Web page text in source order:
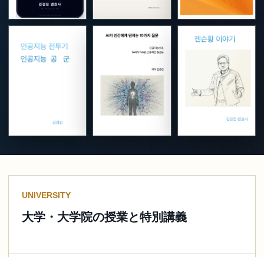
UNIVERSITY
大学・大学院の授業と特別講義